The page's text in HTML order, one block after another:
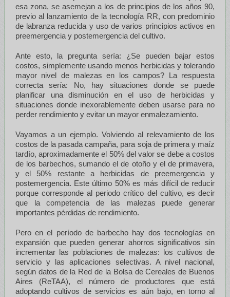
esa zona, se asemejan a los de principios de los años 90,
previo al lanzamiento de la tecnología RR, con predominio
de labranza reducida y uso de varios principios activos en
preemergencia y postemergencia del cultivo.
Ante esto, la pregunta sería: ¿Se pueden bajar estos
costos, simplemente usando menos herbicidas y tolerando
mayor nivel de malezas en los campos? La respuesta
correcta sería: No, hay situaciones donde se puede
planificar una disminución en el uso de herbicidas y
situaciones donde inexorablemente deben usarse para no
perder rendimiento y evitar un mayor enmalezamiento.
Vayamos a un ejemplo. Volviendo al relevamiento de los
costos de la pasada campaña, para soja de primera y maíz
tardío, aproximadamente el 50% del valor se debe a costos
de los barbechos, sumando el de otoño y el de primavera,
y el 50% restante a herbicidas de preemergencia y
postemergencia. Este último 50% es más difícil de reducir
porque corresponde al periodo crítico del cultivo, es decir
que la competencia de las malezas puede generar
importantes pérdidas de rendimiento.
Pero en el período de barbecho hay dos tecnologías en
expansión que pueden generar ahorros significativos sin
incrementar las poblaciones de malezas: los cultivos de
servicio y las aplicaciones selectivas. A nivel nacional,
según datos de la Red de la Bolsa de Cereales de Buenos
Aires (ReTAA), el número de productores que está
adoptando cultivos de servicios es aún bajo, en torno al